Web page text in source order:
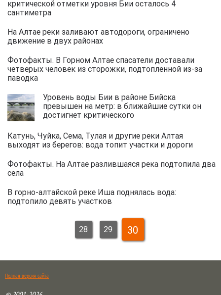
критической отметки уровня Бии осталось 4
сантиметра
На Алтае реки заливают автодороги, ограничено
движение в двух районах
Фотофакты. В Горном Алтае спасатели доставали
четверых человек из сторожки, подтопленной из-за
паводка
Уровень воды Бии в районе Бийска
превышен на метр: в ближайшие сутки он
достигнет критического
Катунь, Чуйка, Сема, Тулая и другие реки Алтая
выходят из берегов: вода топит участки и дороги
Фотофакты. На Алтае разлившаяся река подтопила два
села
В горно-алтайской реке Иша поднялась вода:
подтопило девять участков
28 29 30
Полная версия сайта